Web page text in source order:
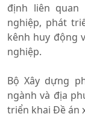
định liên quan
nghiệp, phát
kênh huy động
nghiệp.
Bộ Xây dựng
ngành và địa
triển khai Đề án